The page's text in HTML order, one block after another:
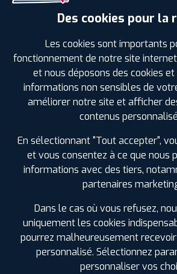
SPÉCIFICATIONS AVIS CLIENTS
Des cookies pour la
Les cookies sont importants
fonctionnement de notre site
et nous déposons des cookies
informations non sensibles de
améliorer notre site et afficher
contenus
En sélectionnant "Tout accepter",
et vous consentez à ce que nous
informations avec des tiers,
partenaires
Dans le cas où vous refusez,
uniquement les cookies
pourrez malheureusement
personnalisé. Sélectionnez
personnaliser vos